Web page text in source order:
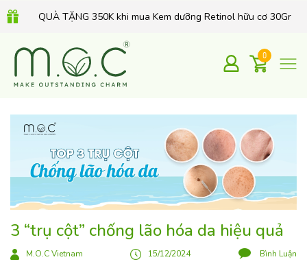
QUÀ TẶNG 350K khi mua Kem dưỡng Retinol hữu cơ 30Gr
0
3 “trụ cột” chống lão hóa da hiệu quả
M.O.C Vietnam 15/12/2024 Bình Luận